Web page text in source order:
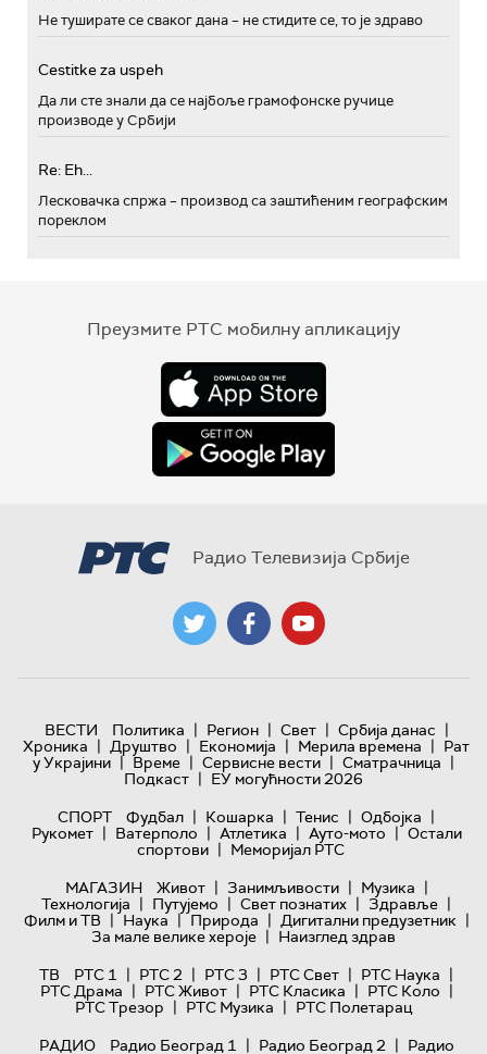
Не туширате се сваког дана – не стидите се, то је здраво
Cestitke za uspeh
Да ли сте знали да се најбоље грамофонске ручице
производе у Србији
Re: Eh...
Лесковачка спржа – производ са заштићеним географским
пореклом
Преузмите РТС мобилну апликацију
Радио Телевизија Србије
ВЕСТИ Политика | Регион | Свет | Србија данас |
Хроника | Друштво | Економија | Мерила времена | Рат
у Украјини | Време | Сервисне вести | Сматрачница |
Подкаст | ЕУ могућности 2026
СПОРТ
Фудбал | Кошарка | Тенис | Одбојка |
Рукомет | Ватерполо | Атлетика | Ауто-мото | Остали
спортови | Меморијал РТС
МАГАЗИН
Живот | Занимљивости | Музика |
Технологијa | Путујемо | Свет познатих | Здравље |
Филм и ТВ | Наука | Природа | Дигитални предузетник |
За мале велике хероје | Наизглед здрав
ТВ
РТС 1 | РТС 2 | РТС 3 | РТС Свет | РТС Наука |
РТС Драма | РТС Живот | РТС Класика | РТС Коло |
РТС Трезор | РТС Музика | РТС Полетарац
РАДИО
Радио Београд 1 | Радио Београд 2 | Радио